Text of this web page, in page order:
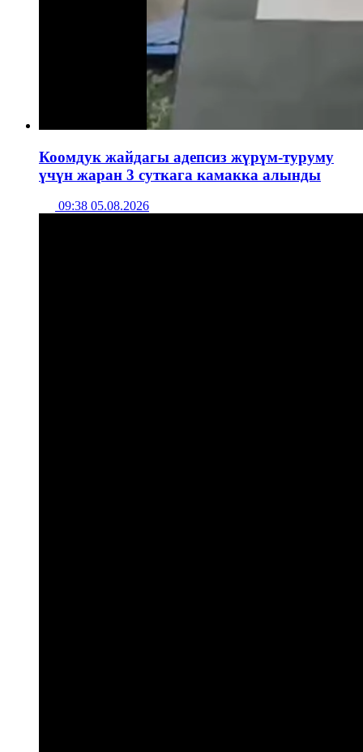
Коомдук жайдагы адепсиз жүрүм-туруму
үчүн жаран 3 суткага камакка алынды
09:38 05.08.2026